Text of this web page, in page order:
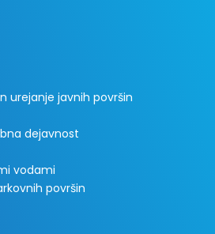
urejanje javnih površin
dejavnost
vodami
površin